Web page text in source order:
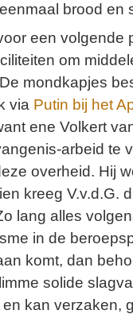
brood en
een volgende
om
mondkapjes
via Putin bij het
ene Volkert
arbeid te
overheid. Hij
kreeg V.v.d.G.
lang alles
in de
komt, dan
solide
kan verzaken,